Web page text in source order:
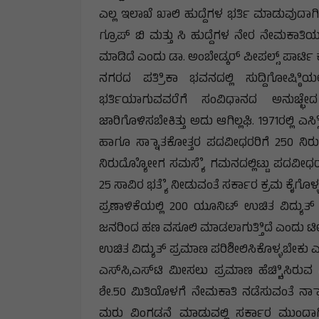
ಎಲ್ಲ ಇಲಾಖೆ ಖಾಲಿ ಹುದ್ದೆಗಳ ಭರ್ತಿ
ಗ್ರೂಪ್ ಬಿ ಮತ್ತು ಸಿ ಹುದ್ದೆಗಳ ನೇರ
ಮಾಡಿದೆ ಎಂದು ಡಾ. ಅಂಬೇಡ್ಕರ್ ಪೀಪಲ್ಸ್ ಪಾರ್ಟಿ
ನಗರದ ಪತ್ರಿಿಕಾ ಭವನದಲ್ಲಿ
ಭರ್ತಿಯಾಗುವವರೆಗೆ ಸಂವಿಧಾನದ
ಜಾರಿಗೊಳಿಸಬೇಕಿತ್ತು ಅದು ಆಗಿಲ್ಲಘಿ. 1971ರಲ್ಲಿ
ಹಾಗೂ ಸ್ನಾಾತಕೋತ್ತರ ಪದವೀಧರರಿಗೆ 250
ನಿರುದ್ಯೋೋಗ ಸಮಸ್ಯೆೆ ಗಮನದಲ್ಲಿಟ್ಟು
25 ಸಾವಿರ ಭತ್ಯೆೆ ನೀಡುವಂತೆ ಸರ್ಕಾರ ಕ್ರಮ
ಪ್ರಣಾಳಿಕೆಯಲ್ಲಿ 200 ಯೂನಿಟ್ ಉಚಿತ ವಿದ್ಯುತ್
ಜನರಿಂದ ಹಣ ವಸೂಲಿ ಮಾಡಲಾಗುತ್ತಿಿದೆ ಎಂದು
ಉಚಿತ ವಿದ್ಯುತ್ ಪ್ರಮಾಣ ಪರಿಶೀಲಿಸಿಕೊಳ್ಳಬೇಕು
ಎಸ್‌ಸಿ,ಎಸ್‌ಟಿ ಮೀಸಲು ಪ್ರಮಾಣ ಹೆಚ್ಚಿಿಸಿರುವ
ಶೇ.50 ಮಿತಿಯೊಳಗೆ ನೇಮಕಾತಿ ನಡೆಸುವಂತೆ
ಮರು ವಿಂಗಡನೆ ಮಾಡುವಲ್ಲಿ ಸರ್ಕಾರ